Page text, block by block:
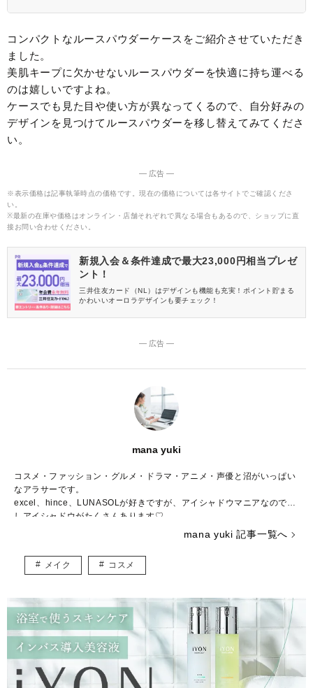
コンパクトなルースパウダーケースをご紹介させていただき
ました。
美肌キープに欠かせないルースパウダーを快適に持ち運べる
のは嬉しいですよね。
ケースでも見た目や使い方が異なってくるので、自分好みの
デザインを見つけてルースパウダーを移し替えてみてくださ
い。
― 広告 ―
※表示価格は記事執筆時点の価格です。現在の価格については各サイトでご確認くださ
い。
※最新の在庫や価格はオンライン・店舗それぞれで異なる場合もあるので、ショップに直
接お問い合わせください。
新規入会＆条件達成で最大23,000円相当プレゼ
ント！
三井住友カード（NL）はデザインも機能も充実！ポイント貯まる
かわいいオーロラデザインも要チェック！
― 広告 ―
mana yuki
コスメ・ファッション・グルメ・ドラマ・アニメ・声優と沼がいっぱい
なアラサーです。
excel、hince、LUNASOLが好きですが、アイシャドウマニアなので推
しアイシャドウがたくさんあります♡
コスメの写真を撮るのも大好きで、眺めて一日が終わってしまうことも
調理師免許、色彩検定3級、骨格診断アドバイザー検定3級、日本化粧品
検定2級、パーソナルカラリスト2級を持っていますが、上を目指してま
けできたら嬉しいです♪
mana yuki 記事一覧へ
メイク コスメ